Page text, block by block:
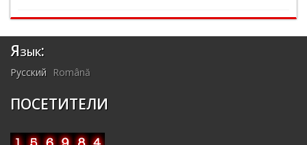
Язык:
Русский Română
ПОСЕТИТЕЛИ